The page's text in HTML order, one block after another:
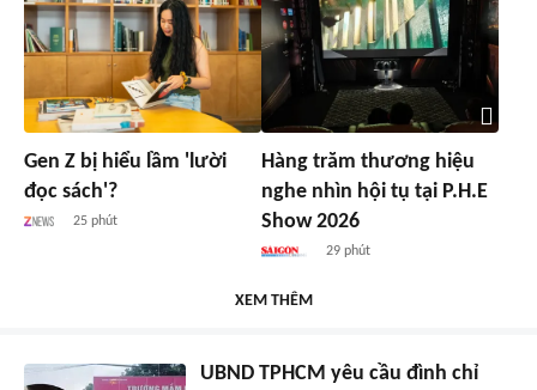
Gen Z bị hiểu lầm 'lười
đọc sách'?
25 phút
Hàng trăm thương hiệu
nghe nhìn hội tụ tại P.H.E
Show 2026
29 phút
XEM THÊM
UBND TPHCM yêu cầu đình chỉ